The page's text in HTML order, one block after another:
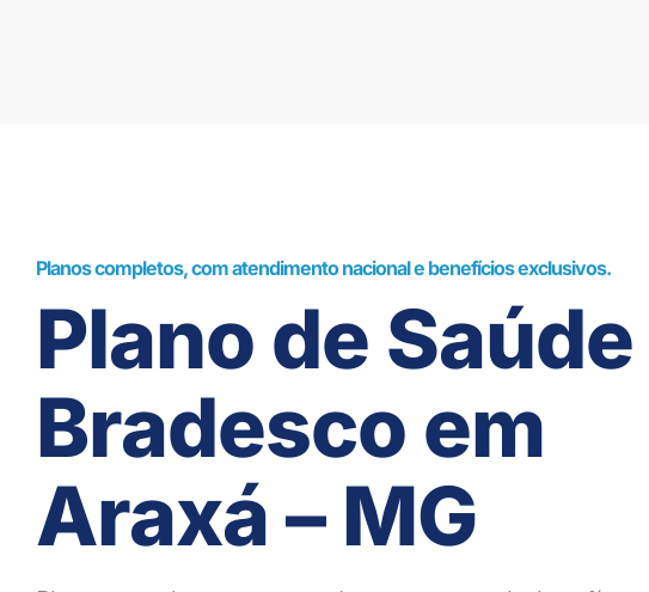
Planos completos, com atendimento nacional e benefícios exclusivos.
Plano de Saúde
Bradesco em
Araxá – MG